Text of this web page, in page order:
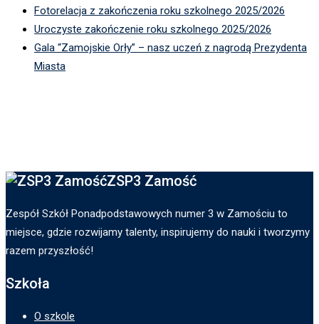
Fotorelacja z zakończenia roku szkolnego 2025/2026
Uroczyste zakończenie roku szkolnego 2025/2026
Gala “Zamojskie Orły” – nasz uczeń z nagrodą Prezydenta
Miasta
ZSP3 Zamość
Zespół Szkół Ponadpodstawowych numer 3 w Zamościu to
miejsce, gdzie rozwijamy talenty, inspirujemy do nauki i tworzymy
razem przyszłość!
Szkoła
O szkole